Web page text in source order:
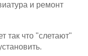
и ремонт
так что "слетают"